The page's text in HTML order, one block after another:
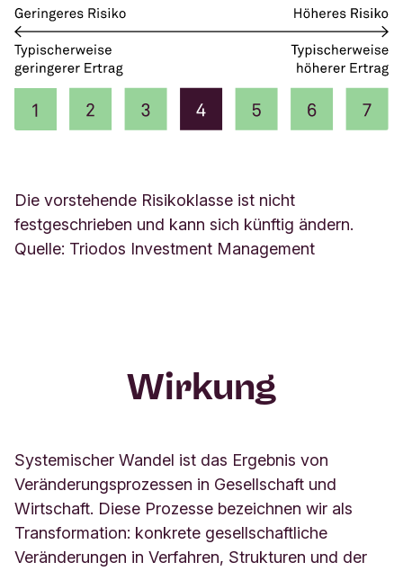
Die vorstehende Risikoklasse ist nicht
festgeschrieben und kann sich künftig ändern.
Quelle: Triodos Investment Management
Wirkung
Systemischer Wandel ist das Ergebnis von
Veränderungsprozessen in Gesellschaft und
Wirtschaft. Diese Prozesse bezeichnen wir als
Transformation: konkrete gesellschaftliche
Veränderungen in Verfahren, Strukturen und der